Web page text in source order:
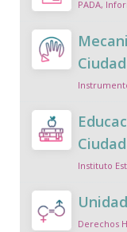
PADA,
Instituto
Derechos